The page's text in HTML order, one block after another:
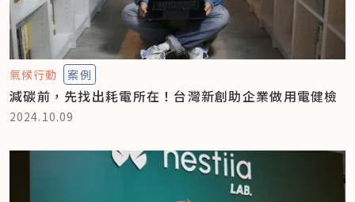
氣候行動 案例
減碳前，先找出耗電所在！台灣新創助企業做用電健檢
2024.10.09